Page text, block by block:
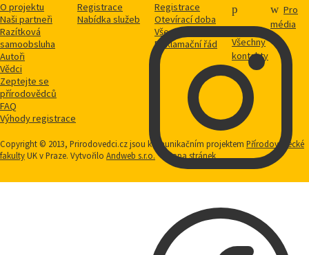
O projektu
Naši partneři
Razítková
samoobsluha
Autoři
Vědci
Zeptejte se
přírodovědců
FAQ
Výhody registrace
Registrace
Nabídka služeb
Registrace
Otevírací doba
Vše o nákupu
Reklamační řád
Všechny
kontakty
Pro
média
Copyright © 2013, Prirodovedci.cz jsou komunikačním projektem Přírodovědecké
fakultyUK v Praze. Vytvořilo Andweb s.r.o. Mapa stránek